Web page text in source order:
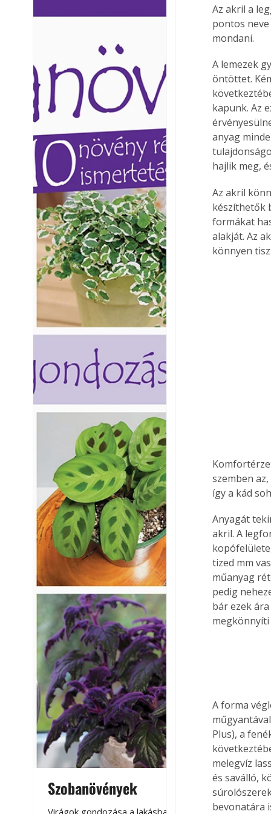
Ezermester
Laptapir kényelmes
mert: – t
Szobanövények
Virágoskert:
teraszon,
Az akril a
pontos
mondani.
A lemezek
öntöttet.
kapunk. Az
anyag
hajlik meg,
Az akril
készíthetők
formákat
alakját. Az
könnyen
szemben
így a kád
Anyagát
akril. A
tized mm
műanyag
pedig
bár ezek
megkönnyíti
A forma
Plus), a
melegvíz
és saválló,
bevonatára